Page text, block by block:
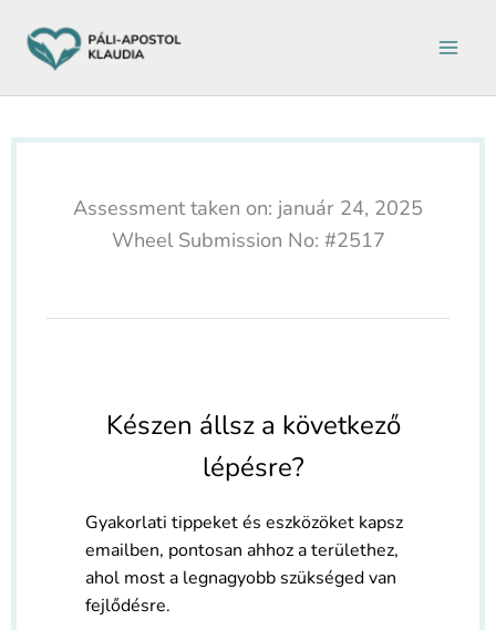
tartalomra
Assessment taken on: január 24, 2025
Wheel Submission No: #2517
Készen állsz a következő
lépésre?
Gyakorlati tippeket és eszközöket kapsz
emailben, pontosan ahhoz a területhez,
ahol most a legnagyobb szükséged van
fejlődésre.